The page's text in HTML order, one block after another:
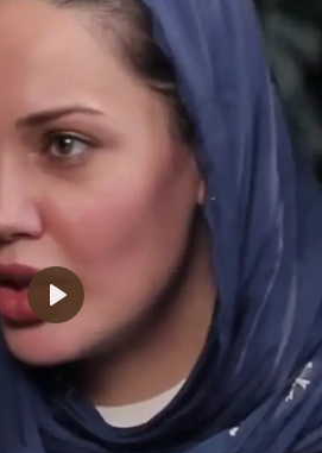
پخش